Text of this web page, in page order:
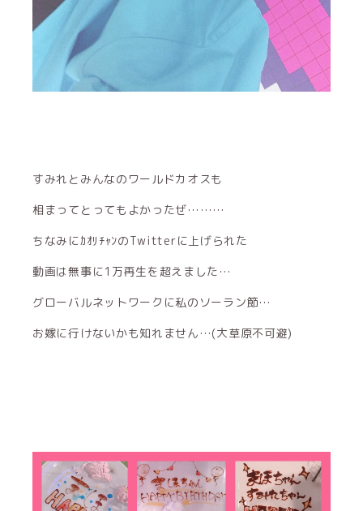
すみれとみんなのワールドカオスも
相まってとってもよかったぜ………
ちなみにｶｵﾘﾁｬﾝのTwitterに上げられた
動画は無事に1万再生を超えました…
グローバルネットワークに私のソーラン節…
お嫁に行けないかも知れません…(大草原不可避)